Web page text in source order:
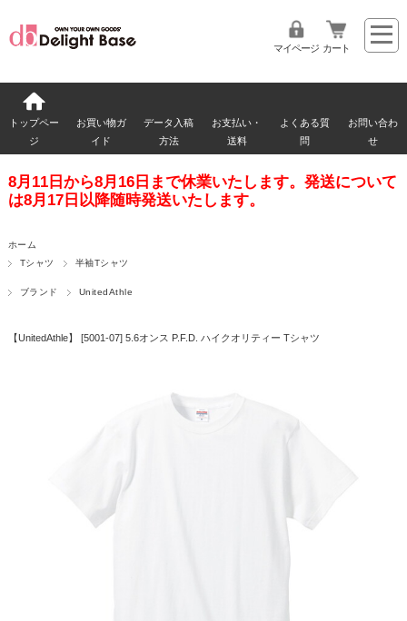
マイページ カート
トップペー
ジ
お買い物ガ
イド
データ入稿
方法
お支払い・
送料
よくある質
問
お問い合わ
せ
8月11日から8月16日まで休業いたします。発送について
は8月17日以降随時発送いたします。
ホーム
Tシャツ
半袖Tシャツ
ブランド UnitedAthle
【UnitedAthle】 [5001-07] 5.6オンス P.F.D. ハイクオリティー Tシャツ